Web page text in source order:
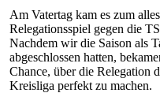
Am Vatertag kam es zum
Relegationsspiel gegen die
Nachdem wir die Saison als
abgeschlossen hatten,
Chance, über die Relegation
Kreisliga perfekt zu machen.